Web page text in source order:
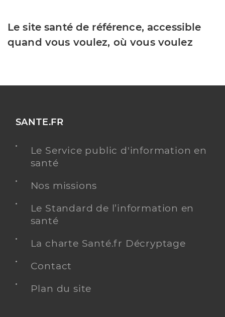
Le site santé de référence, accessible
quand vous voulez, où vous voulez
SANTE.FR
Le Service public d'information en
santé
Nos missions
Le Standard de l’information en
santé
La charte Santé.fr Décryptage
Contact
Plan du site